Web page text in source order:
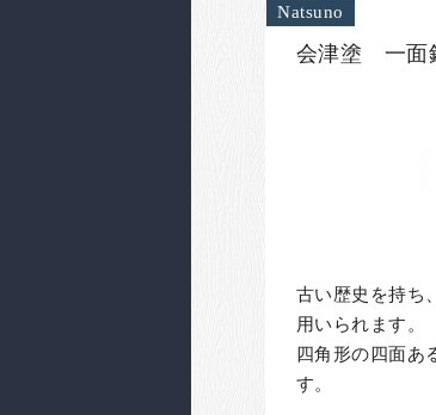
Natsuno
会津塗 一面
古い歴史を持ち
用いられます。
四角形の四面あ
す。